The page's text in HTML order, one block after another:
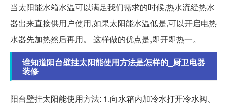
当太阳能水箱水温可以满足我们需求的时候,热水流经热水
器出来直接供用户使用,如果太阳能水温低是,可以开启电热
水器先加热然后再用。 这样做的优点是,即开即热一。
谁知道阳台壁挂太阳能使用方法是怎样的_厨卫电器
装修
阳台壁挂太阳能使用方法: 1.向水箱内加冷水打开冷水阀、